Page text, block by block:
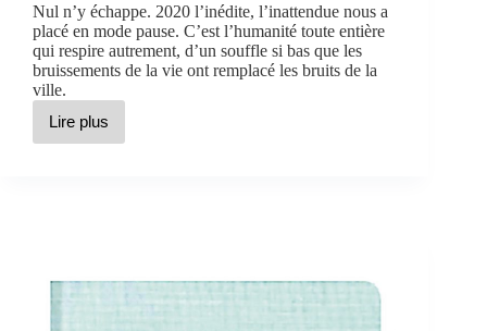
Nul n’y échappe. 2020 l’inédite, l’inattendue nous a
placé en mode pause. C’est l’humanité toute entière
qui respire autrement, d’un souffle si bas que les
bruissements de la vie ont remplacé les bruits de la
ville.
Lire plus